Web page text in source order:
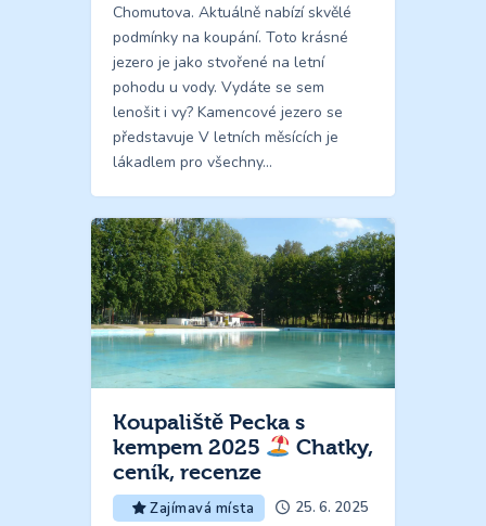
Chomutova. Aktuálně nabízí skvělé
podmínky na koupání. Toto krásné
jezero je jako stvořené na letní
pohodu u vody. Vydáte se sem
lenošit i vy? Kamencové jezero se
představuje V letních měsících je
lákadlem pro všechny…
Koupaliště Pecka s
kempem 2025
Chatky,
ceník, recenze
Zajímavá místa 25. 6. 2025